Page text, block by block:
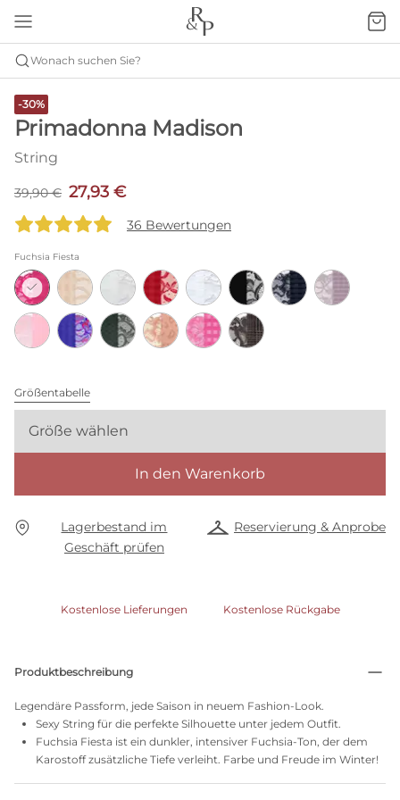
Wonach suchen Sie?
-30%
Primadonna Madison
String
39,90 € 27,93 €
36 Bewertungen
Fuchsia Fiesta
Größentabelle
Größe wählen
In den Warenkorb
Lagerbestand im
Geschäft prüfen
Reservierung & Anprobe
Kostenlose Lieferungen Kostenlose Rückgabe
Produktbeschreibung
Legendäre Passform, jede Saison in neuem Fashion-Look.
Sexy String für die perfekte Silhouette unter jedem Outfit.
Fuchsia Fiesta ist ein dunkler, intensiver Fuchsia-Ton, der dem
Karostoff zusätzliche Tiefe verleiht. Farbe und Freude im Winter!